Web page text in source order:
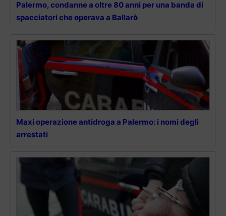
Palermo, condanne a oltre 80 anni per una banda di
spacciatori che operava a Ballarò
Maxi operazione antidroga a Palermo: i nomi degli
arrestati